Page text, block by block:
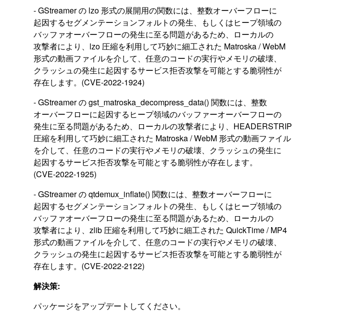
- GStreamer の lzo 形式の展開用の関数には、整数オーバーフローに
起因するセグメンテーションフォルトの発生、もしくはヒープ領域の
バッファオーバーフローの発生に至る問題があるため、ローカルの
攻撃者により、lzo 圧縮を利用して巧妙に細工された Matroska / WebM
形式の動画ファイルを介して、任意のコードの実行やメモリの破壊、
クラッシュの発生に起因するサービス拒否攻撃を可能とする脆弱性が
存在します。(CVE-2022-1924)
- GStreamer の gst_matroska_decompress_data() 関数には、整数
オーバーフローに起因するヒープ領域のバッファーオーバーフローの
発生に至る問題があるため、ローカルの攻撃者により、HEADERSTRIP
圧縮を利用して巧妙に細工された Matroska / WebM 形式の動画ファイル
を介して、任意のコードの実行やメモリの破壊、クラッシュの発生に
起因するサービス拒否攻撃を可能とする脆弱性が存在します。
(CVE-2022-1925)
- GStreamer の qtdemux_inflate() 関数には、整数オーバーフローに
起因するセグメンテーションフォルトの発生、もしくはヒープ領域の
バッファオーバーフローの発生に至る問題があるため、ローカルの
攻撃者により、zlib 圧縮を利用して巧妙に細工された QuickTime / MP4
形式の動画ファイルを介して、任意のコードの実行やメモリの破壊、
クラッシュの発生に起因するサービス拒否攻撃を可能とする脆弱性が
存在します。(CVE-2022-2122)
解決策:
パッケージをアップデートしてください。